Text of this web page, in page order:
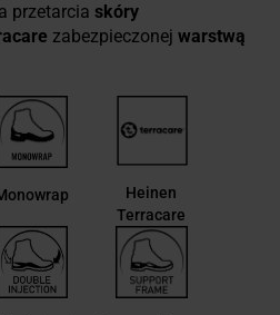
przetarcia skóry
zabezpieczonej warstwą
Heinen
Terracare